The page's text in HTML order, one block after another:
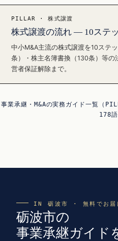
PILLAR · 株式譲渡
株式譲渡の流れ — 10ステ
中小M&A主流の株式譲渡を10ステ
条）・株主名簿書換（130条）等
営者保証解除まで。
事業承継・M&Aの実務ガイド一覧
178
IN 砺波市 · 無料でお届
砺波市の
事業承継ガイド